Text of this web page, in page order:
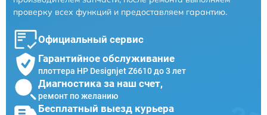
проверку всех функций и предоставляем гарантию.
Официальный сервис
Гарантийное обслуживание
плоттера HP Designjet Z6610 до 3 лет
Диагностика за наш счет,
ремонт по желанию
Бесплатный выезд курьера